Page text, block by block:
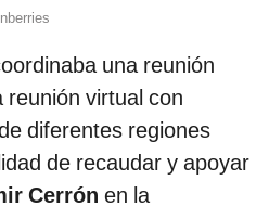
una reunión
reunión virtual con
diferentes regiones
de recaudar y apoyar
Cerrón en la